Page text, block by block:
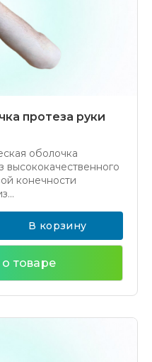
протеза руки
оболочка
высококачественного
конечности
В корзину
товаре